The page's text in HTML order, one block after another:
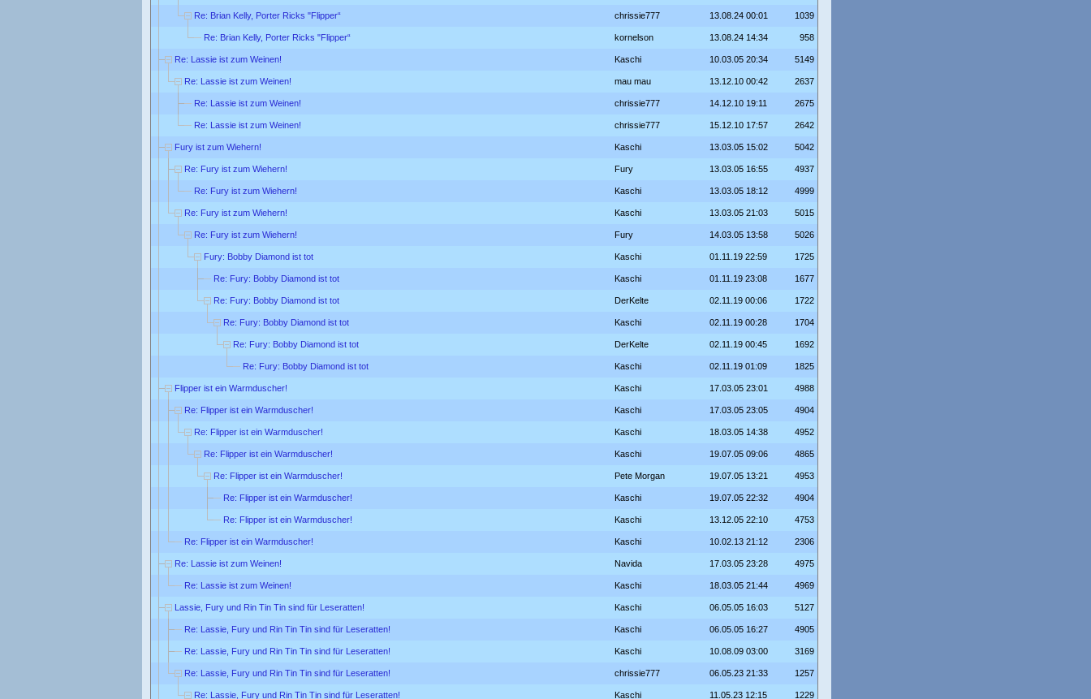
Re: Brian Kelly, Porter Ricks "Flipper“ chrissie777 13.08.24 00:01 1039
Re: Brian Kelly, Porter Ricks "Flipper“ kornelson 13.08.24 14:34 958
Re: Lassie ist zum Weinen! Kaschi 10.03.05 20:34 5149
Re: Lassie ist zum Weinen! mau mau 13.12.10 00:42 2637
Re: Lassie ist zum Weinen! chrissie777 14.12.10 19:11 2675
Re: Lassie ist zum Weinen! chrissie777 15.12.10 17:57 2642
Fury ist zum Wiehern! Kaschi 13.03.05 15:02 5042
Re: Fury ist zum Wiehern! Fury 13.03.05 16:55 4937
Re: Fury ist zum Wiehern! Kaschi 13.03.05 18:12 4999
Re: Fury ist zum Wiehern! Kaschi 13.03.05 21:03 5015
Re: Fury ist zum Wiehern! Fury 14.03.05 13:58 5026
Fury: Bobby Diamond ist tot Kaschi 01.11.19 22:59 1725
Re: Fury: Bobby Diamond ist tot Kaschi 01.11.19 23:08 1677
Re: Fury: Bobby Diamond ist tot DerKelte 02.11.19 00:06 1722
Re: Fury: Bobby Diamond ist tot Kaschi 02.11.19 00:28 1704
Re: Fury: Bobby Diamond ist tot DerKelte 02.11.19 00:45 1692
Re: Fury: Bobby Diamond ist tot Kaschi 02.11.19 01:09 1825
Flipper ist ein Warmduscher! Kaschi 17.03.05 23:01 4988
Re: Flipper ist ein Warmduscher! Kaschi 17.03.05 23:05 4904
Re: Flipper ist ein Warmduscher! Kaschi 18.03.05 14:38 4952
Re: Flipper ist ein Warmduscher! Kaschi 19.07.05 09:06 4865
Re: Flipper ist ein Warmduscher! Pete Morgan 19.07.05 13:21 4953
Re: Flipper ist ein Warmduscher! Kaschi 19.07.05 22:32 4904
Re: Flipper ist ein Warmduscher! Kaschi 13.12.05 22:10 4753
Re: Flipper ist ein Warmduscher! Kaschi 10.02.13 21:12 2306
Re: Lassie ist zum Weinen! Navida 17.03.05 23:28 4975
Re: Lassie ist zum Weinen! Kaschi 18.03.05 21:44 4969
Lassie, Fury und Rin Tin Tin sind für Leseratten! Kaschi 06.05.05 16:03 5127
Re: Lassie, Fury und Rin Tin Tin sind für Leseratten! Kaschi 06.05.05 16:27 4905
Re: Lassie, Fury und Rin Tin Tin sind für Leseratten! Kaschi 10.08.09 03:00 3169
Re: Lassie, Fury und Rin Tin Tin sind für Leseratten! chrissie777 06.05.23 21:33 1257
Re: Lassie, Fury und Rin Tin Tin sind für Leseratten! Kaschi 11.05.23 12:15 1229